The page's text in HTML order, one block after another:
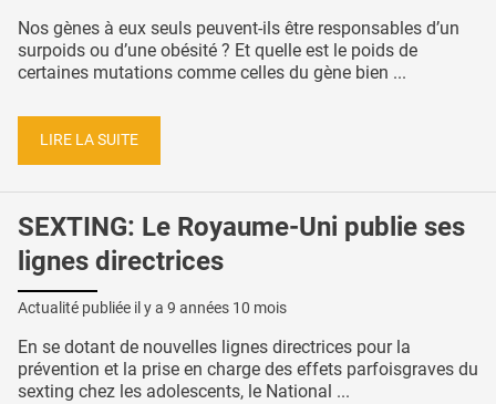
Nos gènes à eux seuls peuvent-ils être responsables d’un
surpoids ou d’une obésité ? Et quelle est le poids de
certaines mutations comme celles du gène bien ...
LIRE LA SUITE
SEXTING: Le Royaume-Uni publie ses
lignes directrices
Actualité publiée il y a 9 années 10 mois
En se dotant de nouvelles lignes directrices pour la
prévention et la prise en charge des effets parfoisgraves du
sexting chez les adolescents, le National ...